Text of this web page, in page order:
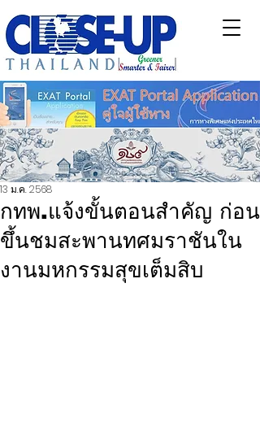
กทพ.แจ้งขั้นตอนสำคัญ ก่อน
ขึ้นชมสะพานทศมราชันใน
งานมหกรรมสุขเต็มสิบ
13 ม.ค. 2568